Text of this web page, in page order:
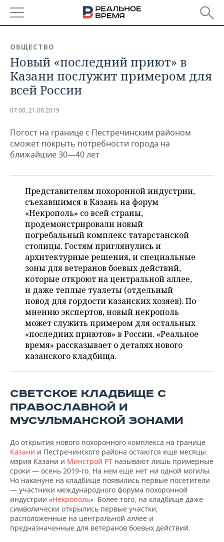
БАШКОРТОСТАН
ТАТАРСТАН
НОВОСТИ
АНАЛИТИКА
ДЕКЛАРАЦИИ О ДОХОДАХ
КОРОЛИ ГОСЗАКАЗА ПФО
ВУЗЫ ТАТАРСТАНА
КОМУ ПРИНАДЛЕЖАТ
ТОРГОВЫЕ ЦЕНТРЫ
ТАТАРСТАНА
НОВОСТИ ЭКОНОМИКИ
ФИНАНСЫ
БАНКИ
БЮДЖЕТ
ИНВЕСТИЦИИ
ПРОМЫШЛЕННОСТЬ
НОВОСТИ
ПРОМЫШЛЕННОСТИ
МАШИНОСТРОЕНИЕ
НЕФТЕХИМИЯ
НЕФТЬ
ОПК
ЭНЕРГЕТИКА
НЕДВИЖИМОСТЬ
НОВОСТИ НЕДВИЖИМОСТИ
АВТО
НОВОСТИ АВТО
БИЗНЕС
НОВОСТИ БИЗНЕСА
РОЗНИЧНАЯ ТОРГОВЛЯ
ТРАНСПОРТ
УСЛУГИ
ТЕХНОЛОГИИ
НОВОСТИ ТЕХНОЛОГИЙ
МЕДИА
ТЕЛЕКОММУНИКАЦИИ
МЕРОПРИЯТИЯ
НОВОСТИ МЕРОПРИЯТИЙ
ВЫЕЗДНАЯ РЕДАКЦИЯ
БИЗНЕС-БРАНЧИ
ONLINE-КОНФЕРЕНЦИИ
ОТКРЫТАЯ ЛЕКЦИЯ
СПОРТ
НОВОСТИ СПОРТА
ФУТБОЛ
ХОККЕЙ
БАСКЕТБОЛ
КИБЕРСПОРТ
ФИГУРНОЕ КАТАНИЕ
ВОДНЫЕ ВИДЫ СПОРТА
ХОККЕЙ С МЯЧОМ
ОБЩЕСТВО
НОВОСТИ ОБЩЕСТВА
ВЛАСТЬ
ИНФРАСТРУКТУРА
КУЛЬТУРА
МЕДИЦИНА
ОБРАЗОВАНИЕ
ПРОИСШЕСТВИЯ
ФОТОГАЛЕРЕЯ
СЮЖЕТЫ
СПРАВОЧНИК
СПИСОК КОМПАНИЙ
ОБЩЕСТВО
Новый «последний приют» в
Казани послужит примером для
всей России
07:00, 21.06.2019
Погост на границе с Пестречинским районом
сможет покрыть потребности города на
ближайшие 30—40 лет
Представителям похоронной индустрии,
съехавшимся в Казань на форум
«Некрополь» со всей страны,
продемонстрировали новый
погребальный комплекс татарстанской
столицы. Гостям приглянулись и
архитектурные решения, и специальные
зоны для ветеранов боевых действий,
которые откроют на центральной аллее,
и даже теплые туалеты (отдельный
повод для гордости казанских хозяев). По
мнению экспертов, новый некрополь
может служить примером для остальных
«последних приютов» в России. «Реальное
время» рассказывает о деталях нового
казанского кладбища.
СВЕТСКОЕ КЛАДБИЩЕ С
ПРАВОСЛАВНОЙ И
МУСУЛЬМАНСКОЙ ЗОНАМИ
До открытия нового похоронного комплекса на границе
Казани и Пестречинского района остаются еще месяцы:
мэрия Казани и Минстрой РТ называют лишь примерные
сроки — осень 2019-го. На нем еще нет ни одной могилы.
Но накануне на кладбище появились первые посетители
— участники международного форума похоронной
индустрии «Некрополь». Более того, на кладбище даже
символически открылись первые участки,
расположенные на центральной аллее и
предназначенные для ветеранов боевых действий.